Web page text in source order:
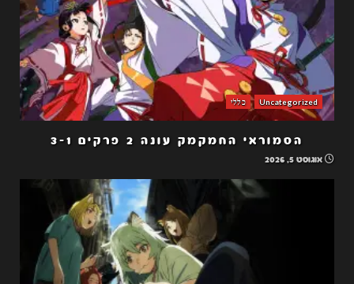
Uncategorized כללי
הסמוראי החמקמק עונה 2 פרקים 3-1
אוגוסט 5, 2026